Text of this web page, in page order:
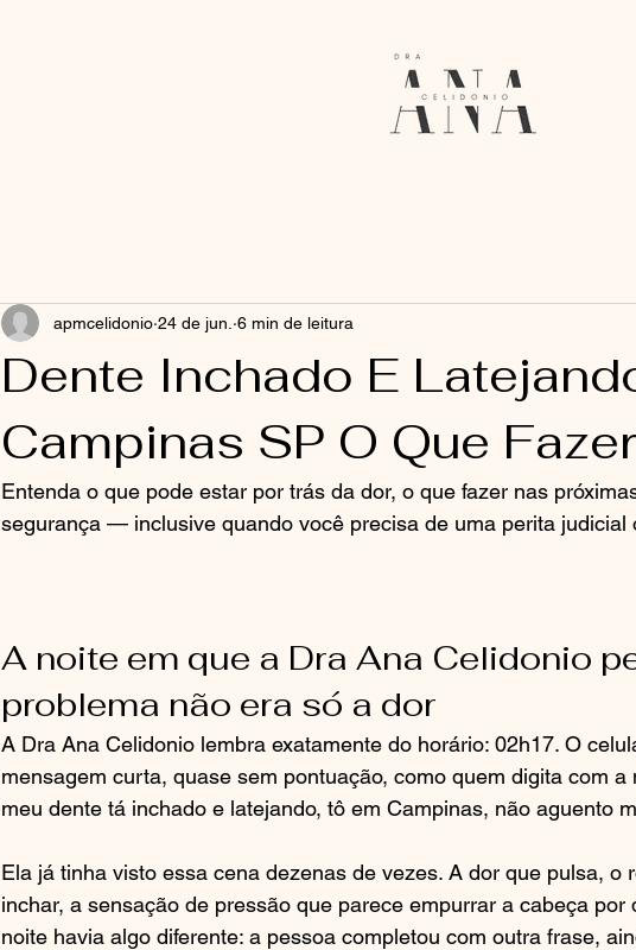
Dente Inchado E
Campinas SP O Que
apmcelidonio 24 de jun. 6 min de leitura
Entenda o que pode estar por trás da dor, o que fazer nas
segurança — inclusive quando você precisa de uma perita judicial
A noite em que a Dra Ana Celidonio
problema não era só a dor
A Dra Ana Celidonio lembra exatamente do horário: 02h17. O
mensagem curta, quase sem pontuação, como quem digita com a
meu dente tá inchado e latejando, tô em Campinas, não aguento
Ela já tinha visto essa cena dezenas de vezes. A dor que pulsa, o
inchar, a sensação de pressão que parece empurrar a cabeça por
noite havia algo diferente: a pessoa completou com outra frase,